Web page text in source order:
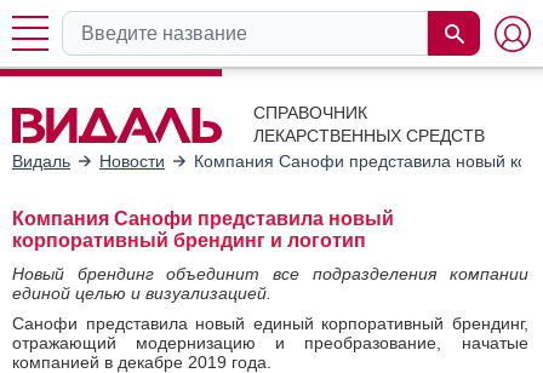
СПРАВОЧНИК
ЛЕКАРСТВЕННЫХ СРЕДСТВ
Видаль
Новости Компания Санофи представила новый
Компания Санофи представила новый
корпоративный брендинг и логотип
Новый брендинг объединит все подразделения компании
единой целью и визуализацией.
Санофи представила новый единый корпоративный брендинг,
отражающий модернизацию и преобразование, начатые
компанией в декабре 2019 года.